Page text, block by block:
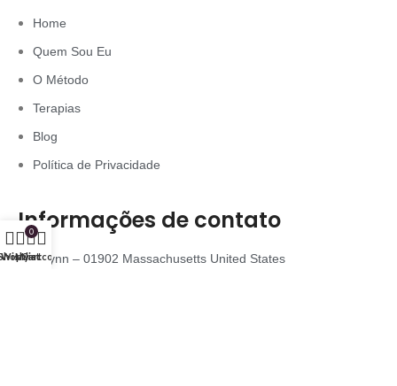
Home
Quem Sou Eu
O Método
Terapias
Blog
Política de Privacidade
Informações de contato
Lynn – 01902 Massachusetts United States
Wishlist
0
Cart
My account